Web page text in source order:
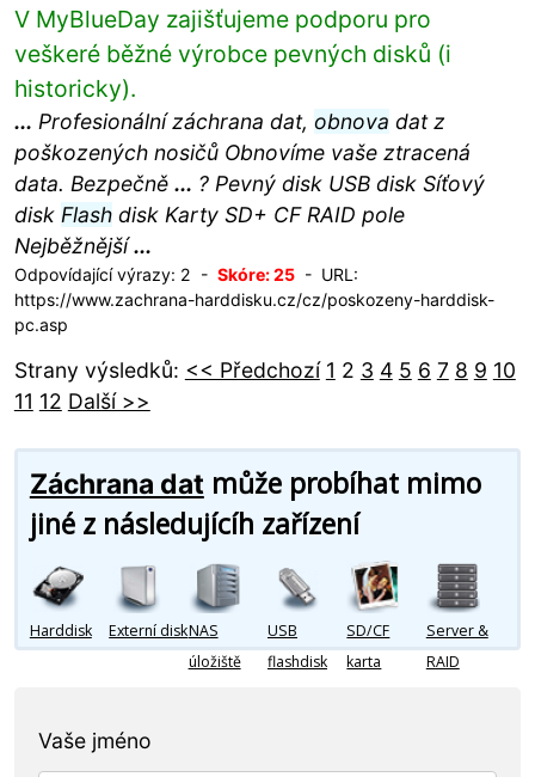
V MyBlueDay zajišťujeme podporu pro
veškeré běžné výrobce pevných disků (i
historicky).
... Profesionální záchrana dat, obnova dat z
poškozených nosičů Obnovíme vaše ztracená
data. Bezpečně ... ? Pevný disk USB disk Síťový
disk Flashdisk Karty SD+ CF RAID pole
Nejběžnější...
Odpovídající výrazy: 2 - Skóre: 25- URL:
https://www.zachrana-harddisku.cz/cz/poskozeny-harddisk-
pc.asp
Strany výsledků: << Předchozí 1 2 3 4 5 6 7 8 9 10
11 12 Další >>
Záchrana datmůže probíhat mimo
jiné z následujícíh zařízení
Harddisk Externí diskNAS
úložiště
USB
flashdisk
SD/CF
karta
Server &
RAID
Vaše jméno